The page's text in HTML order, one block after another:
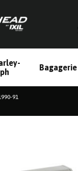
Bagagerie
91